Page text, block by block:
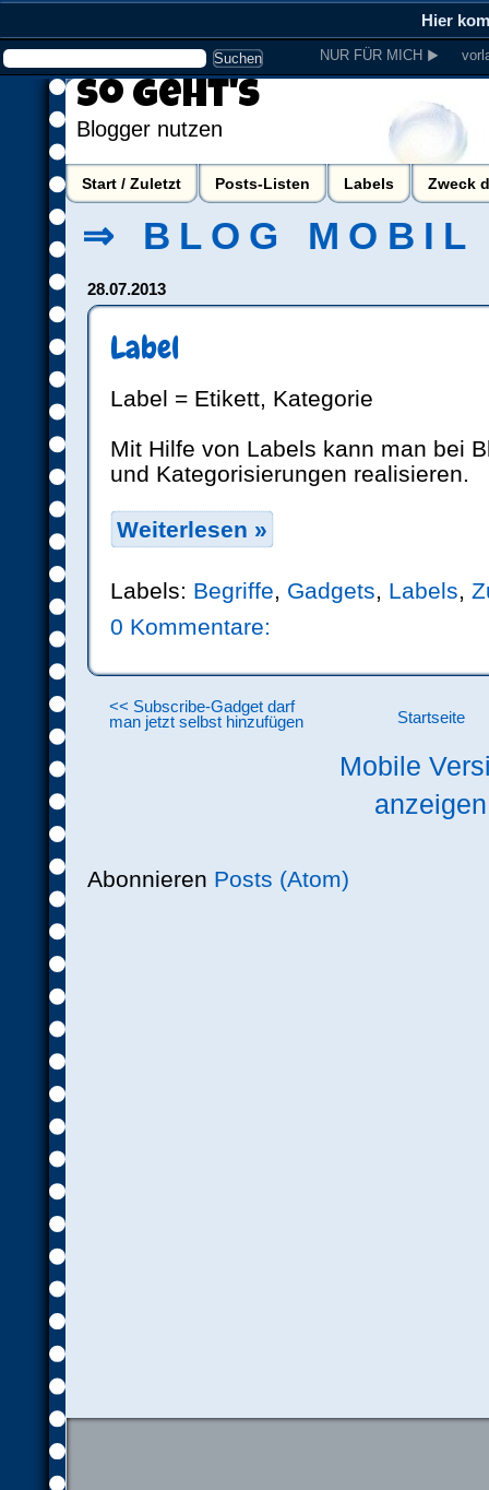
Hier
NUR FÜR MICH ▶
So geht's
Blogger nutzen
Start / Zuletzt Posts-Listen Labels Zweck
⇒ BLOG MOBIL
28.07.2013
Label
Label = Etikett, Kategorie
Mit Hilfe von Labels kann man bei
und Kategorisierungen realisieren.
Weiterlesen »
Labels: Begriffe, Gadgets, Labels,
0 Kommentare:
<< Subscribe-Gadget darf
man jetzt selbst hinzufügen
Startseite
Mobile
anzeigen
Abonnieren Posts (Atom)